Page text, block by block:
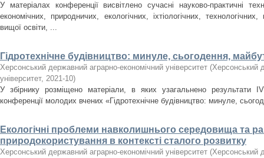
У матеріалах конференції висвітлено сучасні науково-практичні
економічних, природничих, екологічних, іхтіологічних,
вищої освіти, ...
Гідротехнічне будівництво: минуле, сьогодення,
Херсонський державний аграрно-економічний університет (Херсонський
університет, 2021-10)
У збірнику розміщено матеріали, в яких узагальнено результати ІV
конференції молодих вчених «Гідротехнічне будівництво: минуле,
Екологічні проблеми навколишнього середовища та
природокористування в контексті сталого розвитку
Херсонський державний аграрно-економічний університет (Херсонський